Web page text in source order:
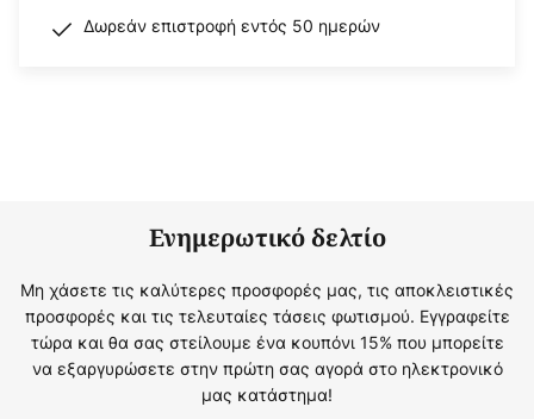
Δωρεάν επιστροφή εντός 50 ημερών
Ενημερωτικό δελτίο
Μη χάσετε τις καλύτερες προσφορές μας, τις αποκλειστικές
προσφορές και τις τελευταίες τάσεις φωτισμού. Εγγραφείτε
τώρα και θα σας στείλουμε ένα κουπόνι 15% που μπορείτε
να εξαργυρώσετε στην πρώτη σας αγορά στο ηλεκτρονικό
μας κατάστημα!